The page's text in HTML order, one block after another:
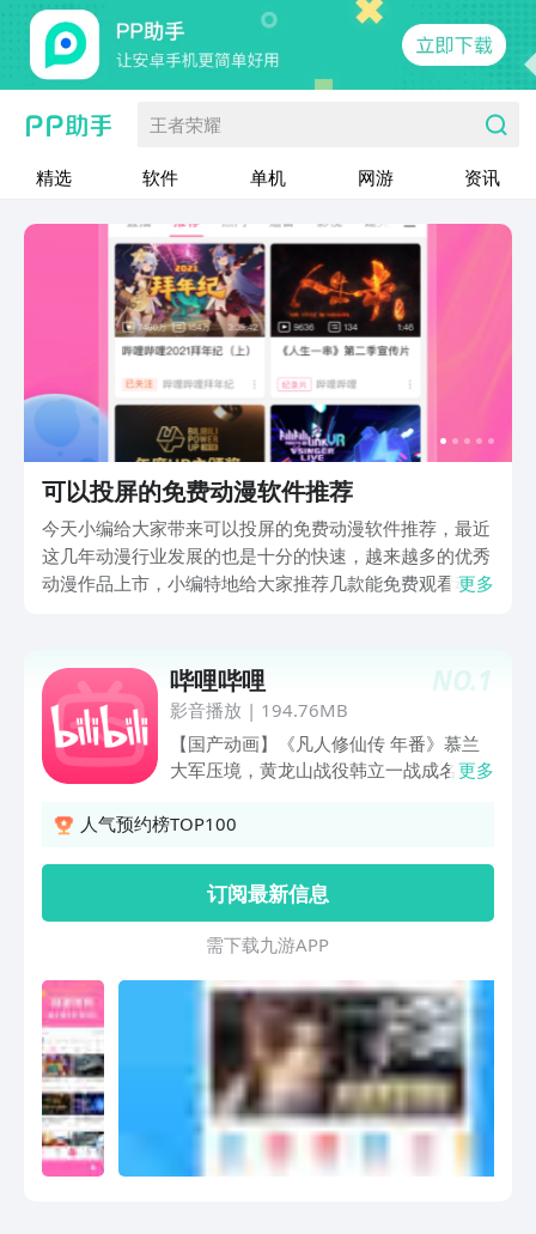
王者荣耀
精选 软件 单机 网游 资讯
可以投屏的免费动漫软件推荐
今天小编给大家带来可以投屏的免费动漫软件推荐，最近
这几年动漫行业发展的也是十分的快速，越来越多的优秀
动漫作品上市，小编特地给大家推荐几款能免费观看动漫
下吧。
更多
NO.1
哔哩哔哩
影音播放 | 194.76MB
【国产动画】《凡人修仙传 年番》慕兰
大军压境，黄龙山战役韩立一战成名。
荡风云。《将夜》永夜将至，拔刀向天。
记忆，去创造你想要的结局吧！《成也萧
河》学霸游戏恋爱两不误。【番剧动画】
成为勇者拯救世界，才是惩罚真正的开
始，《判处勇者刑》正在热播！轻松快乐
又隐有酸涩，像极了青春！《正相反的你
与我》甜蜜上映中！变身骑士拯救世界，
《假面骑士ZZZ》任务继续！还有海量精
彩番剧内容等着你，快来与小伙伴们一同
观看吧！！【电影】《消失的人》热播
中，居民楼离奇案件谁才是幕后真凶！
《寒战1994》热播中，顶配港星阵容，
更多
人气预约榜TOP100
订阅最新信息
需 下 载 九 游 A P P